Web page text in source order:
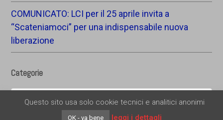
COMUNICATO: LCI per il 25 aprile invita a
“Scateniamoci” per una indispensabile nuova
liberazione
Categorie
Questo sito usa solo cookie tecnici e analitici anonimi
OK - va bene leggi i dettagli